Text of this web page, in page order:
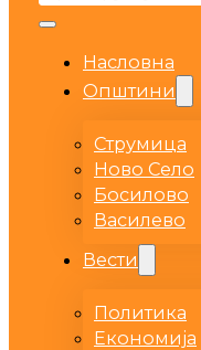
Насловна
Општини
Струмица
Ново Село
Босилово
Василево
Вести
Политика
Економија